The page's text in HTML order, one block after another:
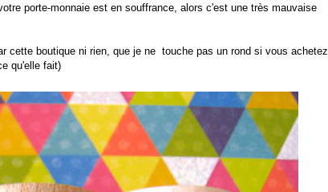
porte-monnaie est en souffrance, alors c'est une très mauvaise
cette boutique ni rien, que je ne touche pas un rond si vous achetez
qu'elle fait)